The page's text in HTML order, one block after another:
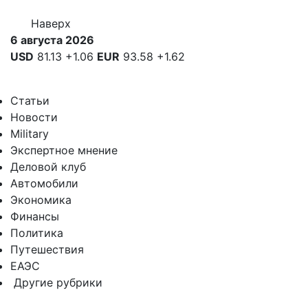
Наверх
6 августа 2026
USD 81.13 +1.06 EUR 93.58 +1.62
Статьи
Новости
Military
Экспертное мнение
Деловой клуб
Автомобили
Экономика
Финансы
Политика
Путешествия
ЕАЭС
Другие рубрики